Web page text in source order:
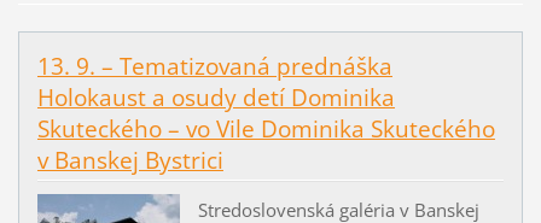
13. 9. – Tematizovaná prednáška
Holokaust a osudy detí Dominika
Skuteckého – vo Vile Dominika Skuteckého
v Banskej Bystrici
Stredoslovenská galéria v Banskej